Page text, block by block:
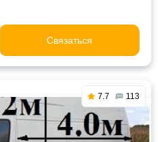
Связаться
7.7 113